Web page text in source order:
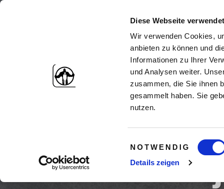
Diese Webseite
Wir verwenden Cookies,
anbieten zu können und
Informationen zu Ihrer
und Analysen weiter.
zusammen, die Sie ihnen
gesammelt haben. Sie
nutzen.
Einwilligungsauswahl
NOTWENDIG
Details zeigen
Die